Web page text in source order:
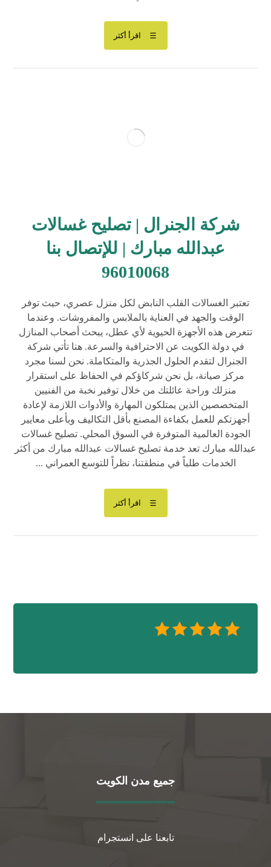
اقرأ أكثر
شركة الجنرال | تصليح غسالات
عبدالله مبارك | للإتصال بنا
96010068
تعتبر الغسالات القلب النابض لكل منزل عصري، حيث توفر
الوقت والجهد في العناية بالملابس والمفروشات. وعندما
تتعرض هذه الأجهزة الحيوية لأي عطل، يبحث أصحاب المنازل
في دولة الكويت عن الاحترافية والسرعة. هنا تأتي شركة
الجنرال لتقدم الحلول الجذرية والمتكاملة. نحن لسنا مجرد
مركز صيانة، بل نحن شركاؤكم في الحفاظ على استقرار
منزلك وراحة عائلتك من خلال توفير نخبة من الفنيين
المتخصصين الذين يمتلكون المهارة والأدوات اللازمة لإعادة
أجهزتكم للعمل بكفاءة المصنع بأقل التكاليف وبأعلى معايير
الجودة العالمية المتوفرة في السوق المحلي. تصليح غسالات
عبدالله مبارك تعد خدمة تصليح غسالات عبدالله مبارك من أكثر
الخدمات طلباً في منطقتنا، نظراً للتوسع العمراني ...
اقرأ أكثر
جميع مدن الكويت
تابعنا على انستجرام